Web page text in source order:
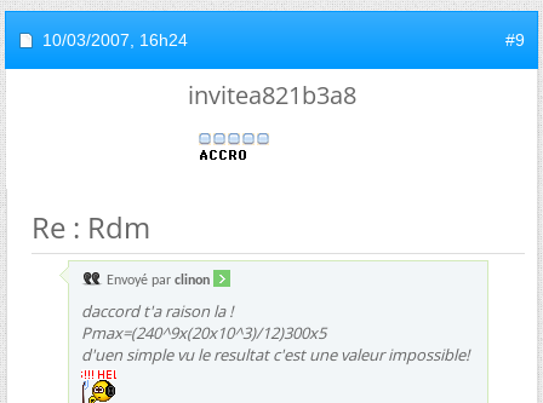
10/03/2007, 16h24 #9
invitea821b3a8
Re : Rdm
Envoyé par clinon
daccord t'a raison la !
Pmax=(240^9x(20x10^3)/12)300x5
d'uen simple vu le resultat c'est une valeur impossible!